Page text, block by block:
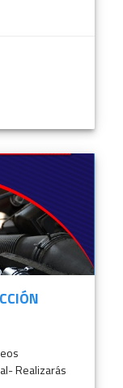
Realizarás